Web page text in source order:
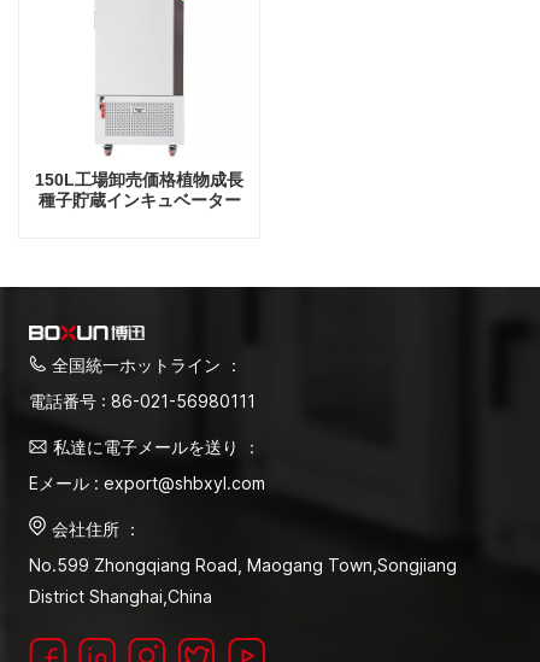
150L工場卸売価格植物成長
種子貯蔵インキュベーター
全国統一ホットライン ：
電話番号 : 86-021-56980111
私達に電子メールを送り ：
Eメール : export@shbxyl.com
会社住所 ：
No.599 Zhongqiang Road, Maogang Town,Songjiang
District Shanghai,China